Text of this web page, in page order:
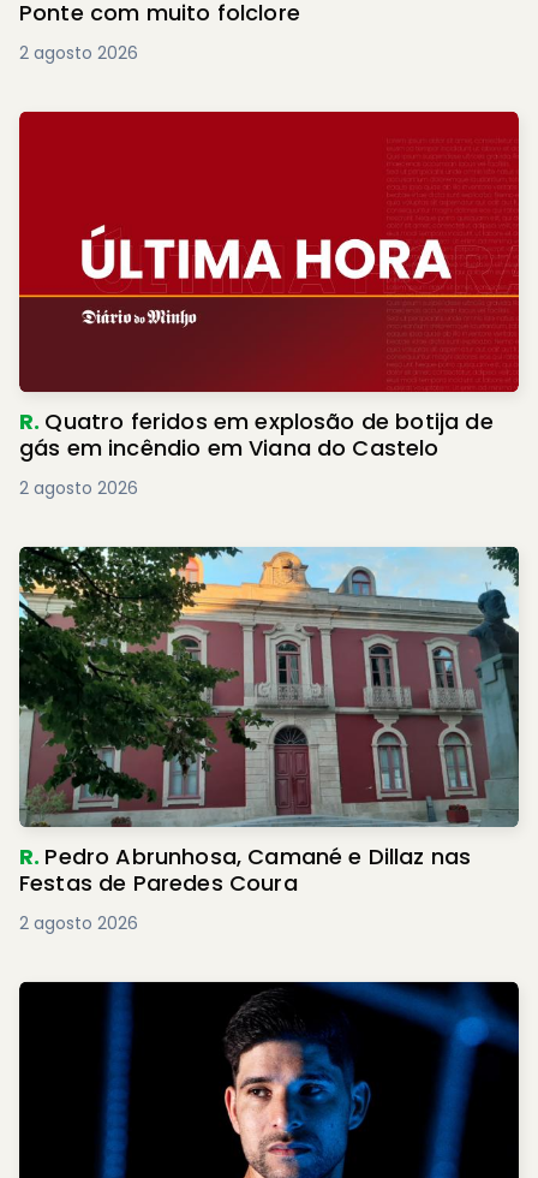
Ponte com muito folclore
2 agosto 2026
R. Quatro feridos em explosão de botija de
gás em incêndio em Viana do Castelo
2 agosto 2026
R. Pedro Abrunhosa, Camané e Dillaz nas
Festas de Paredes Coura
2 agosto 2026